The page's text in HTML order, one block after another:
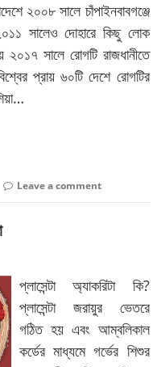
২০০৮ সালে চাঁপাইনবাবগঞ্জে
সালেও দোহারে কিছু লোক
সালে রোগটি রাজধানীতে
প্রায় ৬০টি দেশে রোগটির
Leave a comment
প্লাসেন্টা অ্যাকরিটা কি?
প্লাসেন্টা জরায়ুর ভেতরে
গঠিত হয় এবং আম্বলিকাল
কর্ডের মাধ্যমে গর্ভের শিশুর